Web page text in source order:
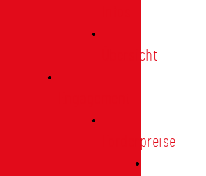
Übersicht
Förderpreise